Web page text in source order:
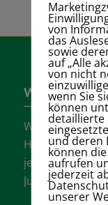
Wer sind wir?
Wir sind einer
Hannovers mit
jeder
Jugendliche.
von
das
sowie
auf „Alle
von nicht
wenn Sie
können
detaillierte
und deren
können
aufrufen
jederzeit
unserer